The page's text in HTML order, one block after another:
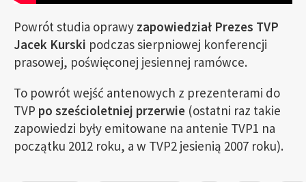
Powrót studia oprawy zapowiedział Prezes TVP
Jacek Kurski podczas sierpniowej konferencji
prasowej, poświęconej jesiennej ramówce.
To powrót wejść antenowych z prezenterami do
TVP po sześcioletniej przerwie (ostatni raz takie
zapowiedzi były emitowane na antenie TVP1 na
początku 2012 roku, a w TVP2 jesienią 2007 roku).